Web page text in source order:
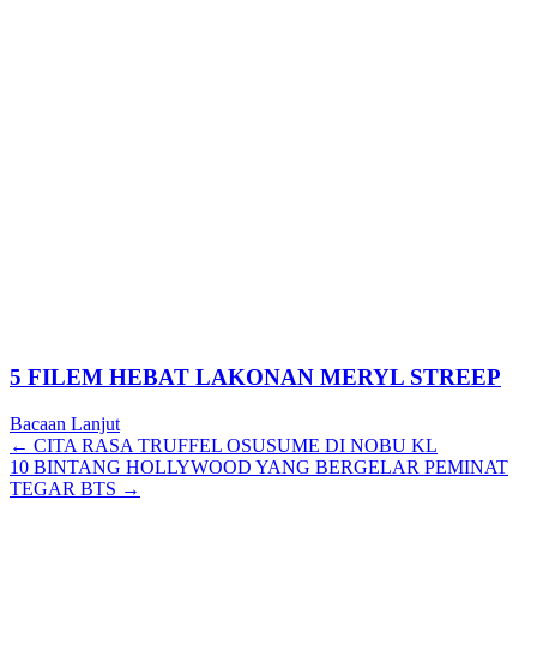
5 FILEM HEBAT LAKONAN MERYL STREEP
Bacaan Lanjut
Posts
navigation
← CITA RASA TRUFFEL OSUSUME DI NOBU KL
10 BINTANG HOLLYWOOD YANG BERGELAR PEMINAT
TEGAR BTS →